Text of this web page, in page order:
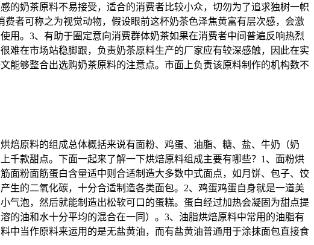
的奶茶原料不易接受，适合的消费者比较小众，切勿为了追求独树一帜
者可称之为视觉动物，假设眼前这杯奶茶色泽焦黄富有层次感，会激
用。3、有助于圈定意向消费群体奶茶如果在消费者中间普遍反响热烈
难在市场站稳脚跟，负责奶茶原料生产的厂家应有较深感触，因此在实
能够整合出选购奶茶原料的注意点。市面上负责该原料制作的机构数不
焙原料的组成总体概括来说有面粉、鸡蛋、油脂、糖、盐、牛奶（奶
千款甜点。下面一起来了解一下烘焙原料组成主要有哪些？1、面粉烘
面粉面筋蛋白含量适中则合适制造大多数中式面点，如月饼、包子、饺
生的二氧化碳，十分合适制造各类面包。2、鸡蛋鸡蛋自身就是一道美
气泡，然后就能制造出松软可口的蛋糕。蛋白经过加热会凝固为甜点提
的油和水十分平均的混合在一同）。3、油脂烘焙原料中常用的油脂有
中当作原料来运用的是无盐黄油，而有盐黄油普通用于涂抹面包直接食